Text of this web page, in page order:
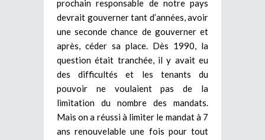
prochain responsable de notre pays
devrait gouverner tant d’années, avoir
une seconde chance de gouverner et
après, céder sa place. Dès 1990, la
question était tranchée, il y avait eu
des difficultés et les tenants du
pouvoir ne voulaient pas de la
limitation du nombre des mandats.
Mais on a réussi à limiter le mandat à 7
ans renouvelable une fois pour tout